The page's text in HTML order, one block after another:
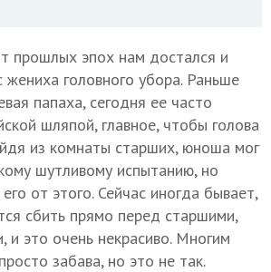
прошлых эпох нам достался и
жениха головного убора. Раньше
папаха, сегодня ее часто
шляпой, главное, чтобы голова
из комнаты старших, юноша мог
шутливому испытанию, но
от этого. Сейчас иногда бывает,
сбить прямо перед старшими,
это очень некрасиво. Многим
забава, но это не так.